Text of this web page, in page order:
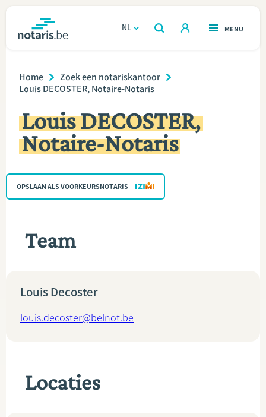
inhoud
NL
OPEN
ZOEKEN
OPEN
MENU
Wonen
Relatie & samenleven
Erven & schenken
Ondernemen
Rekenmodules
VIND EEN NOTARIS
Breadcrumb
Home
Zoek een notariskantoor
Louis DECOSTER, Notaire-Notaris
Louis DECOSTER,
Notaire-Notaris
OPSLAAN ALS VOORKEURSNOTARIS
Team
Louis Decoster
louis.decoster@belnot.be
Locaties